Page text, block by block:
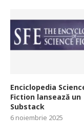
Enciclopedia
Fiction lansează un
Substack
6 noiembrie 2025